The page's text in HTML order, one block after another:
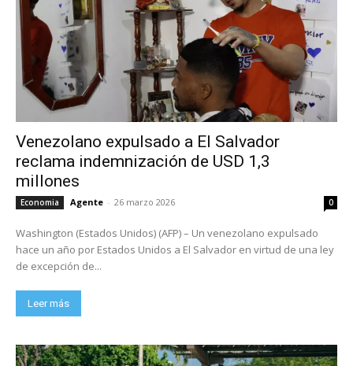
Venezolano expulsado a El Salvador
reclama indemnización de USD 1,3
millones
Economia Agente - 26 marzo 2026 0
Washington (Estados Unidos) (AFP) – Un venezolano expulsado
hace un año por Estados Unidos a El Salvador en virtud de una ley
de excepción de...
Leer más